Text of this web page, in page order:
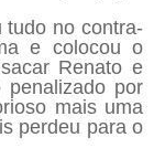
tudo no contra-
e colocou o
Renato e
penalizado por
mais uma
perdeu para o